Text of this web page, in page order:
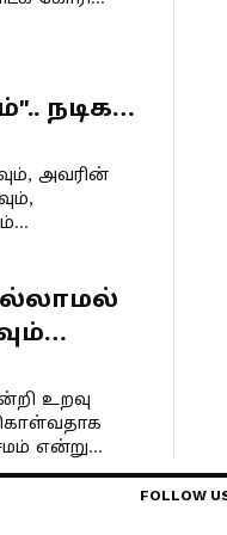
நடிகர்
அவரின்
உறவு
என்று
FOLLOW